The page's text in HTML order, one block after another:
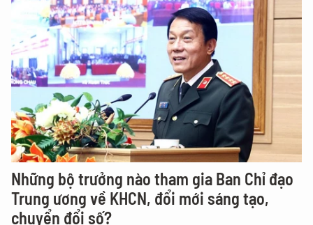
Những bộ trưởng nào tham gia Ban Chỉ đạo
Trung ương về KHCN, đổi mới sáng tạo,
chuyển đổi số?